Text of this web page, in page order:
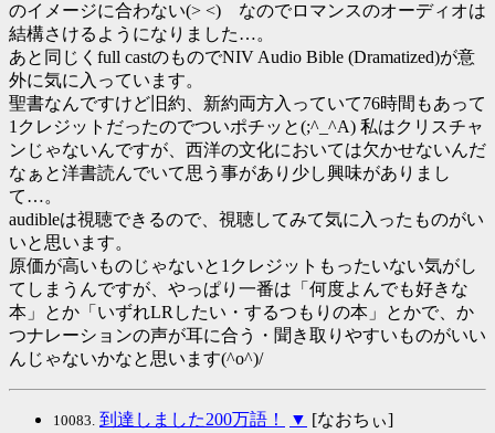
のイメージに合わない(> <) なのでロマンスのオーディオは
結構さけるようになりました…。
あと同じくfull castのものでNIV Audio Bible (Dramatized)が意
外に気に入っています。
聖書なんですけど旧約、新約両方入っていて76時間もあって
1クレジットだったのでついポチッと(;^_^A) 私はクリスチャ
ンじゃないんですが、西洋の文化においては欠かせないんだ
なぁと洋書読んでいて思う事があり少し興味がありまし
て…。
audibleは視聴できるので、視聴してみて気に入ったものがい
いと思います。
原価が高いものじゃないと1クレジットもったいない気がし
てしまうんですが、やっぱり一番は「何度よんでも好きな
本」とか「いずれLRしたい・するつもりの本」とかで、か
つナレーションの声が耳に合う・聞き取りやすいものがいい
んじゃないかなと思います(^o^)/
10083. 到達しました200万語！ ▼ [なおちぃ]